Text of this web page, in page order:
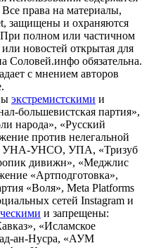
права на материалы,
защищены и охраняются
полном или частичном
новостей открытая для
Соловей.инфо обязательна.
с мнением авторов
экстремистскими и
большевистская партия»,
народа», «Русский
против нелегальной
УНА-УНСО, УПА, «Тризуб
дивижн», «Меджлис
«Артподготовка»,
«Воля», Meta Platforms
сетей Instagram и
и запрещены:
«Исламское
ан-Нусра, «АУМ